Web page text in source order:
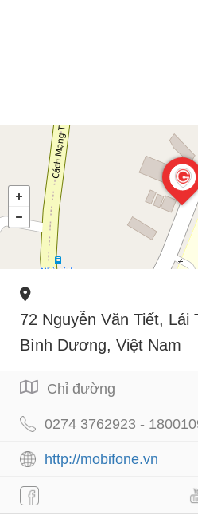
72 Nguyễn Văn Tiết, Lái
Bình Dương, Việt Nam
Chỉ đường
0274 3762923 -
http://mobifone.vn